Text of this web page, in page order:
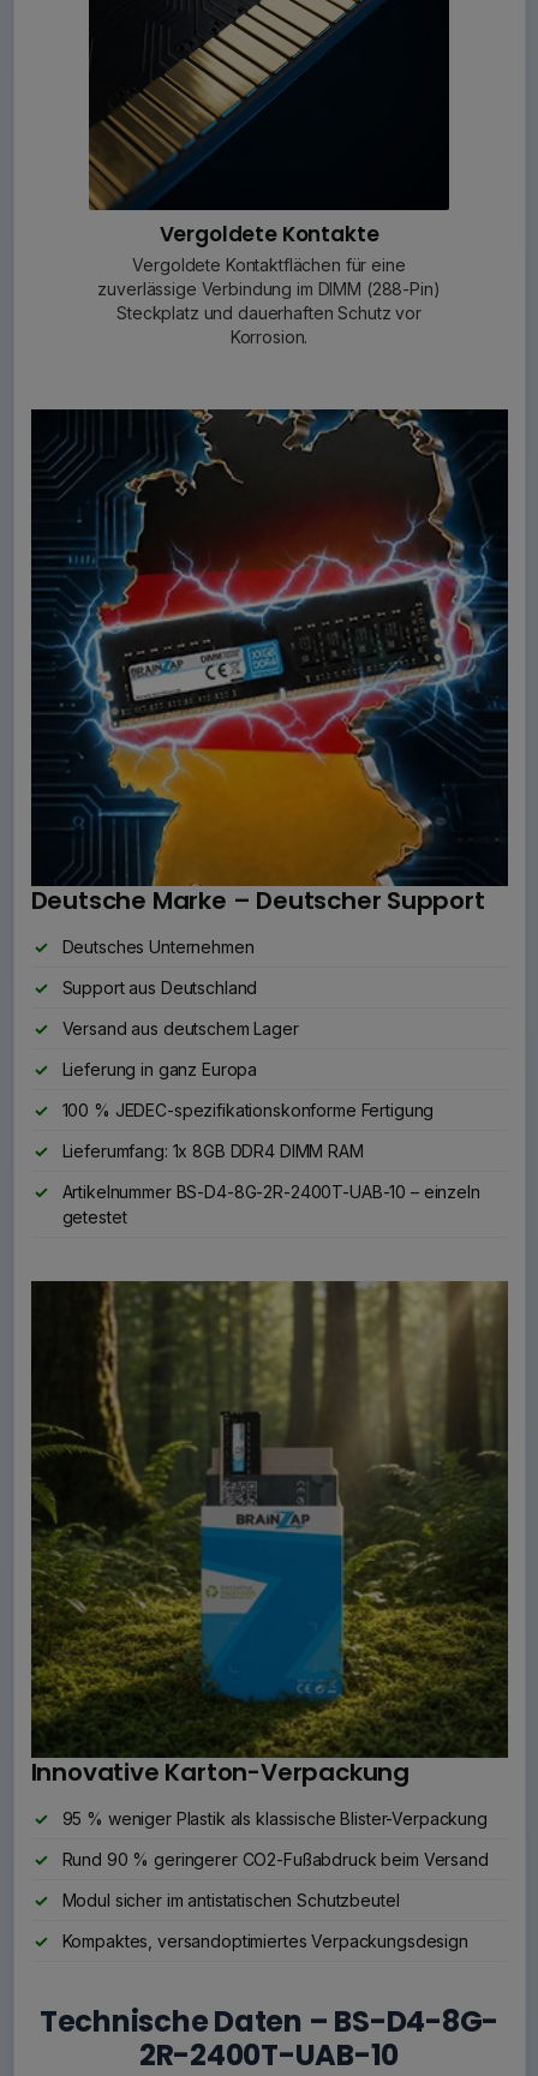
Vergoldete Kontakte
Vergoldete Kontaktflächen für eine
zuverlässige Verbindung im DIMM (288-Pin)
Steckplatz und dauerhaften Schutz vor
Korrosion.
Deutsche Marke – Deutscher Support
Deutsches Unternehmen
Support aus Deutschland
Versand aus deutschem Lager
Lieferung in ganz Europa
100 % JEDEC-spezifikationskonforme Fertigung
Lieferumfang: 1x 8GB DDR4 DIMM RAM
Artikelnummer BS-D4-8G-2R-2400T-UAB-10 – einzeln
getestet
Innovative Karton-Verpackung
95 % weniger Plastik als klassische Blister-Verpackung
Rund 90 % geringerer CO2-Fußabdruck beim Versand
Modul sicher im antistatischen Schutzbeutel
Kompaktes, versandoptimiertes Verpackungsdesign
Technische Daten – BS-D4-8G-
2R-2400T-UAB-10